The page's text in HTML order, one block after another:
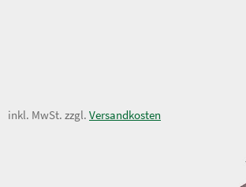
32,50 €
inkl. MwSt. zzgl. Versandkosten